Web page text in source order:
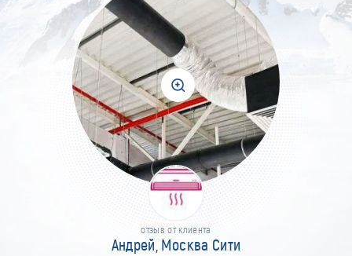
отзыв от клиента
Андрей, Москва Сити